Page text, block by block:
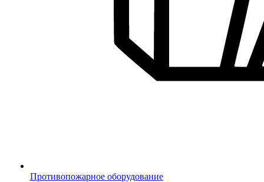
Противопожарное оборудование